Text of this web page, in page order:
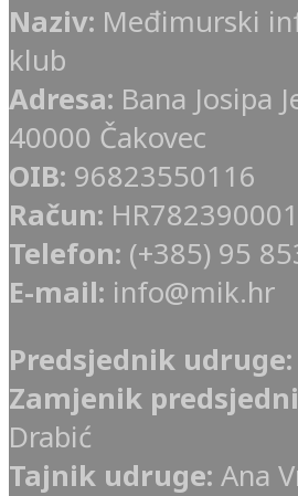
Naziv: Međimurski
klub
Adresa: Bana Josipa
40000 Čakovec
OIB: 96823550116
Račun:
Telefon: (+385) 95
E-mail: info@mik.hr
Predsjednik udruge:
Zamjenik
Drabić
Tajnik udruge: Ana